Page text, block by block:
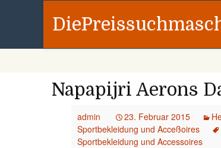
Napapijri Aerons
admin 23. Februar 2015
Sportbekleidung und Acceßoires
Sportbekleidung und Accessoires